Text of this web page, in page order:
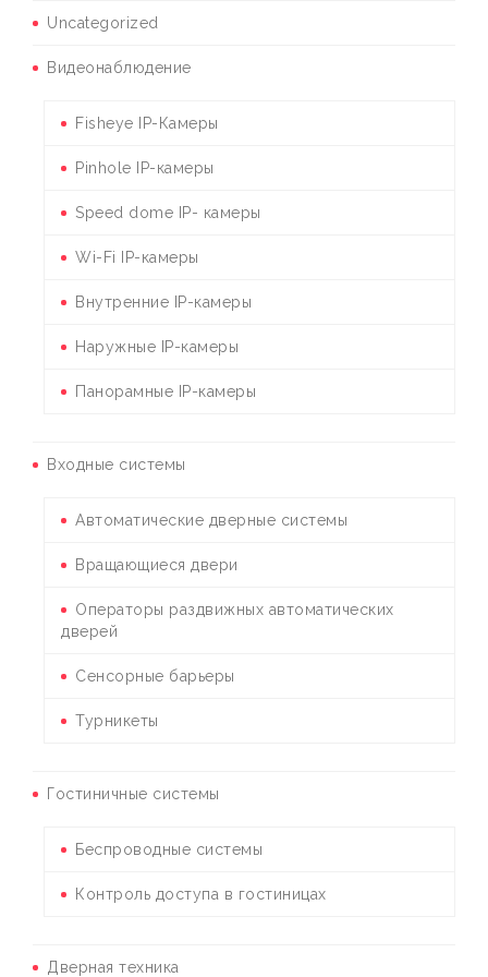
Uncategorized
Видеонаблюдение
Fisheye IP-Камеры
Pinhole IP-камеры
Speed dome IP- камеры
Wi-Fi IP-камеры
Внутренние IP-камеры
Наружные IP-камеры
Панорамные IP-камеры
Входные системы
Автоматические дверные системы
Вращающиеся двери
Операторы раздвижных автоматических
дверей
Сенсорные барьеры
Турникеты
Гостиничные системы
Беспроводные системы
Контроль доступа в гостиницах
Дверная техника